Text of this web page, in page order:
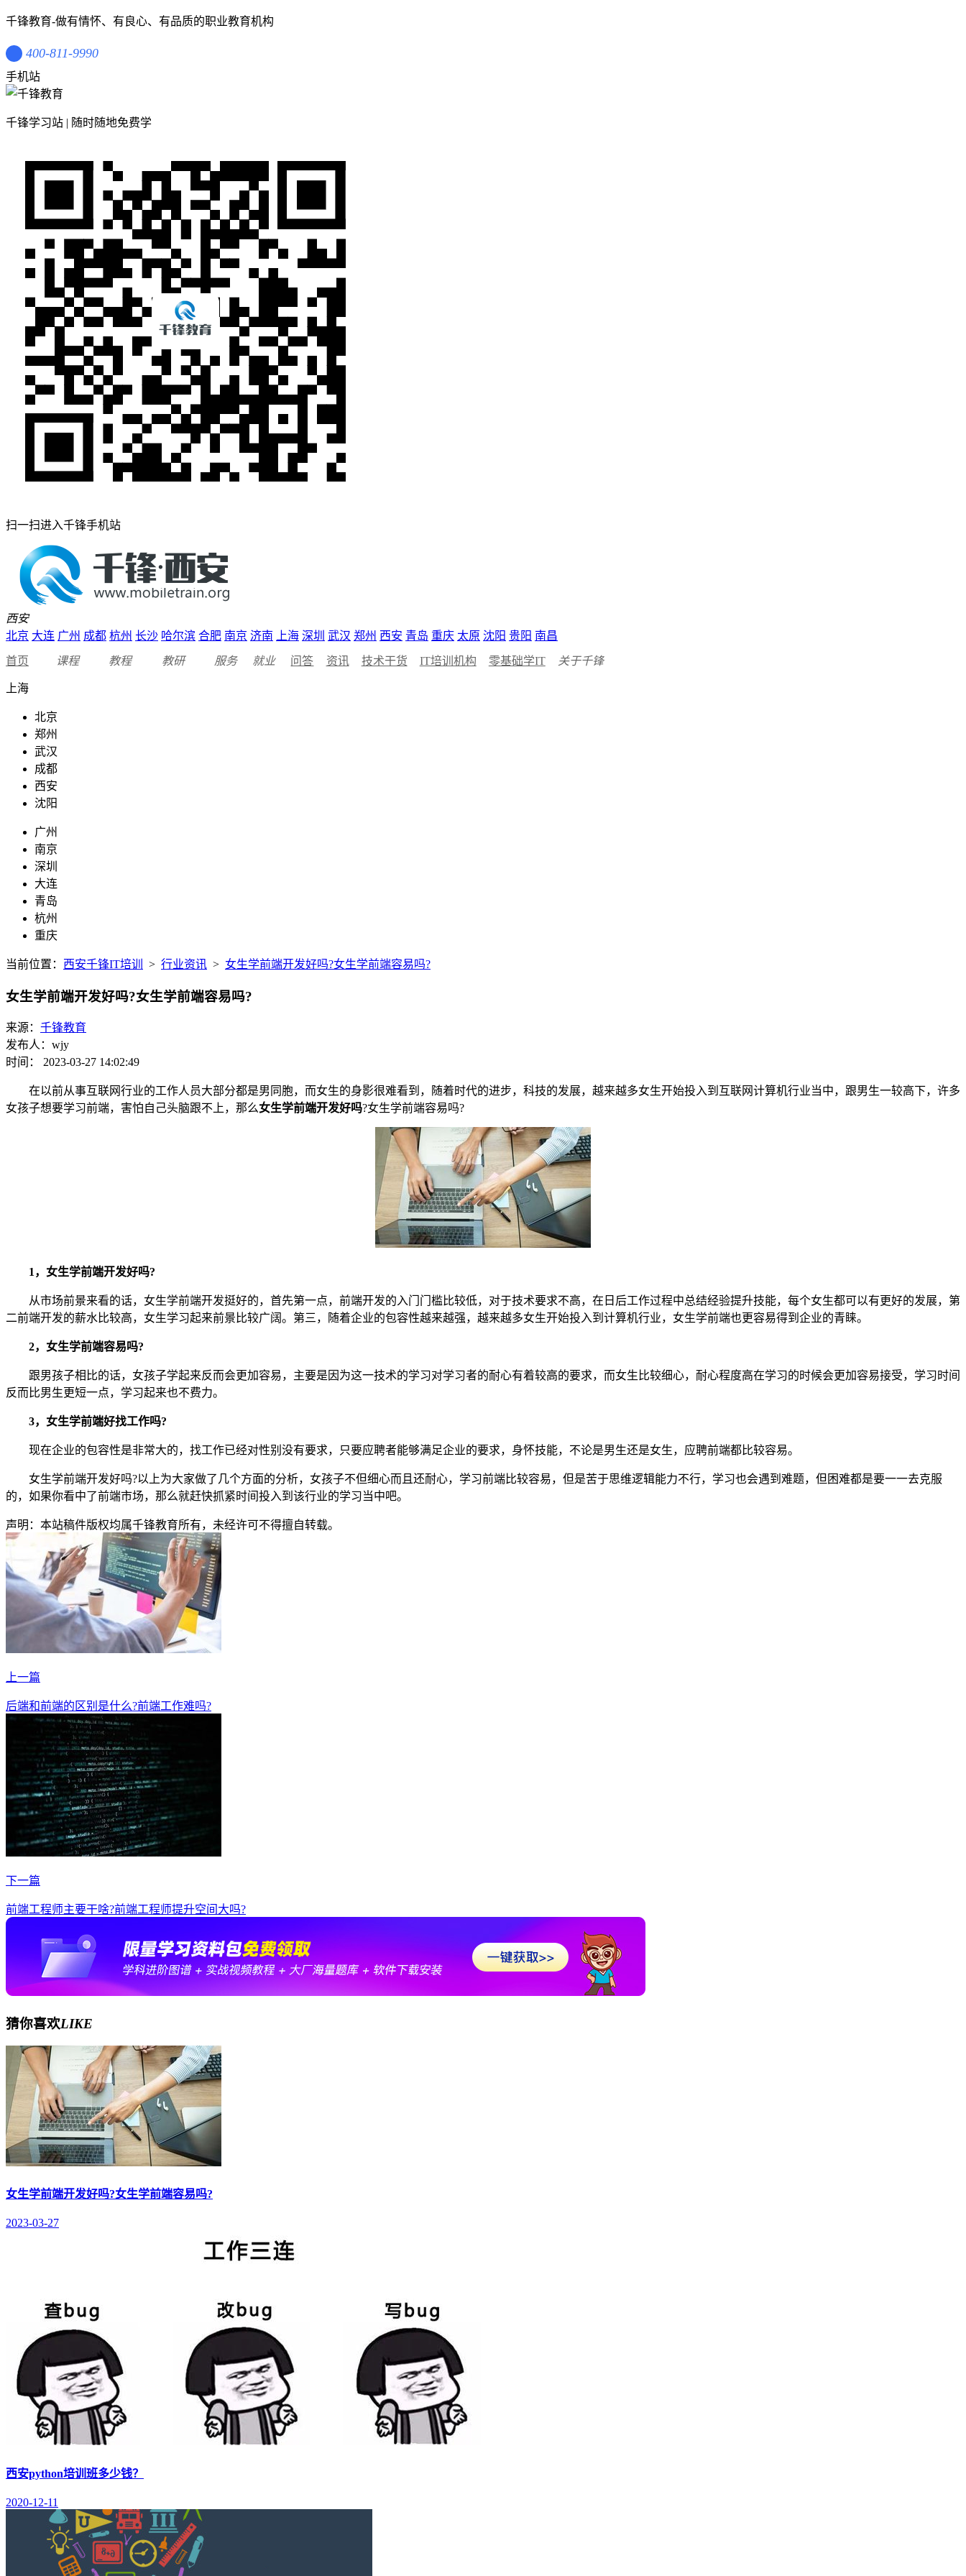
千锋教育-做有情怀、有良心、有品质的职业教育机构
400-811-9990
手机站
千锋学习站 | 随时随地免费学
扫一扫进入千锋手机站
西安
北京 大连 广州 成都 杭州 长沙 哈尔滨 合肥 南京 济南 上海 深圳 武汉 郑州 西安 青岛 重庆 太原 沈阳 贵阳 南昌
首页 课程 教程 教研 服务 就业 问答 资讯 技术干货 IT培训机构 零基础学IT 关于千锋
上海
北京
郑州
武汉
成都
西安
沈阳
广州
南京
深圳
大连
青岛
杭州
重庆
当前位置： 西安千锋IT培训 > 行业资讯 > 女生学前端开发好吗?女生学前端容易吗?
女生学前端开发好吗?女生学前端容易吗?
来源： 千锋教育
发布人：wjy
时间： 2023-03-27 14:02:49
在以前从事互联网行业的工作人员大部分都是男同胞，而女生的身影很难看到，随着时代的进步，科技的发展，越来越多女生开始投入到互联网计算机行业当中，跟男生一较高下，许多
女孩子想要学习前端，害怕自己头脑跟不上，那么女生学前端开发好吗?女生学前端容易吗?
1，女生学前端开发好吗?
从市场前景来看的话，女生学前端开发挺好的，首先第一点，前端开发的入门门槛比较低，对于技术要求不高，在日后工作过程中总结经验提升技能，每个女生都可以有更好的发展，第
二前端开发的薪水比较高，女生学习起来前景比较广阔。第三，随着企业的包容性越来越强，越来越多女生开始投入到计算机行业，女生学前端也更容易得到企业的青睐。
2，女生学前端容易吗?
跟男孩子相比的话，女孩子学起来反而会更加容易，主要是因为这一技术的学习对学习者的耐心有着较高的要求，而女生比较细心，耐心程度高在学习的时候会更加容易接受，学习时间
反而比男生更短一点，学习起来也不费力。
3，女生学前端好找工作吗?
现在企业的包容性是非常大的，找工作已经对性别没有要求，只要应聘者能够满足企业的要求，身怀技能，不论是男生还是女生，应聘前端都比较容易。
女生学前端开发好吗?以上为大家做了几个方面的分析，女孩子不但细心而且还耐心，学习前端比较容易，但是苦于思维逻辑能力不行，学习也会遇到难题，但困难都是要一一去克服
的，如果你看中了前端市场，那么就赶快抓紧时间投入到该行业的学习当中吧。
声明：本站稿件版权均属千锋教育所有，未经许可不得擅自转载。
上一篇
后端和前端的区别是什么?前端工作难吗?
下一篇
前端工程师主要干啥?前端工程师提升空间大吗?
猜你喜欢LIKE
女生学前端开发好吗?女生学前端容易吗?
2023-03-27
西安python培训班多少钱？
2020-12-11